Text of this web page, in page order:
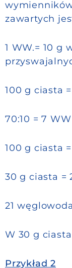
zawartych
1 WW.= 10 g
100 g ciasta
70:10 = 7 WW
100 g ciasta
30 g ciasta =
21
W 30 g
Przykład 2